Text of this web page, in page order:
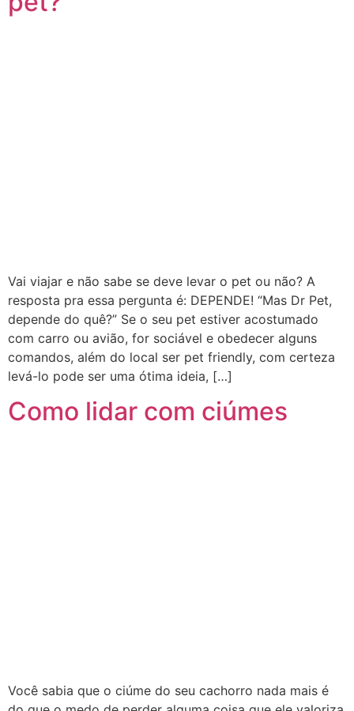
Vai viajar e não sabe se deve levar o pet ou não? A
resposta pra essa pergunta é: DEPENDE! “Mas Dr Pet,
depende do quê?” Se o seu pet estiver acostumado
com carro ou avião, for sociável e obedecer alguns
comandos, além do local ser pet friendly, com certeza
levá-lo pode ser uma ótima ideia, […]
Como lidar com ciúmes
Você sabia que o ciúme do seu cachorro nada mais é